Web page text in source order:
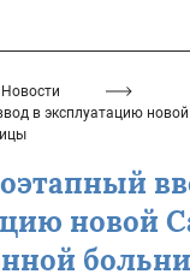
Новости
в эксплуатацию
новой